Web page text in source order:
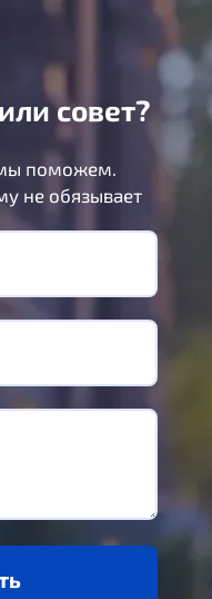
совет?
поможем.
не обязывает